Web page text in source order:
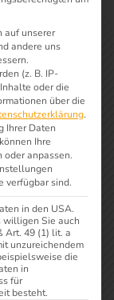
über
uns
auf unserer
andere uns
(z. B. IP-
oder die
über die
.
Ihrer Daten
Ihre
oder anpassen.
verfügbar sind.
in den USA.
willigen Sie auch
Art. 49 (1) lit. a
unzureichendem
die
in
für
besteht.